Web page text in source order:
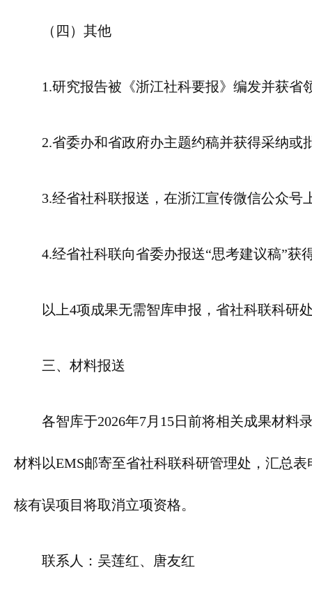
（四）其他
1.研究报告被《浙江社科要报》编发并获省
2.省委办和省政府办主题约稿并获得采纳或
3.经省社科联报送，在浙江宣传微信公众号
4.经省社科联向省委办报送“思考建议稿”获
以上4项成果无需智库申报，省社科联科研
三、材料报送
各智库于2026年7月15日前将相关成果材料
材料以EMS邮寄至省社科联科研管理处，汇总
核有误项目将取消立项资格。
联系人：吴莲红、唐友红